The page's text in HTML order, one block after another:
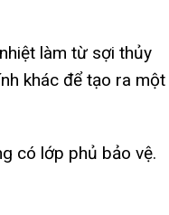
làm từ sợi thủy
khác để tạo ra một
có lớp phủ bảo vệ.